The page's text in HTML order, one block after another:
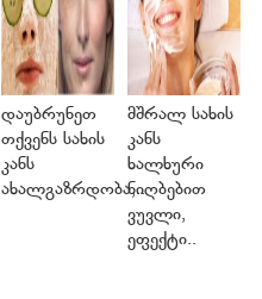
დაუბრუნეთ
თქვენს სახის
კანს
ახალგაზრდობა,..
მშრალ სახის
კანს
ხალხური
ნიღბებით
ვუვლი,
ეფექტი..